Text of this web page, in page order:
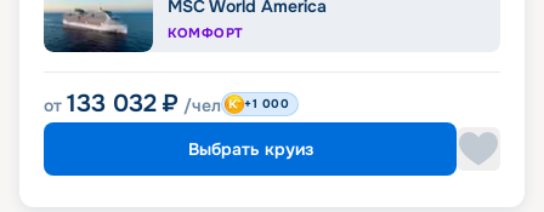
MSC World America
КОМФОРТ
от 133 032 ₽ /чел +1 000
Выбрать круиз